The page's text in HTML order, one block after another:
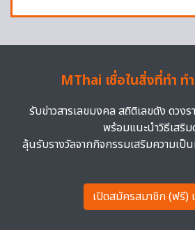
MThai เชื่อในสิ่งที่ทำ ท
รับข่าวสารเลขมงคล สถิติเลขดัง ดวง
พร้อมแนะนำวิธีเสริม
ลุ้นรับรางวัลจากกิจกรรมเสริมความเป็
เปิดสมัครสมาชิก (ฟรี)